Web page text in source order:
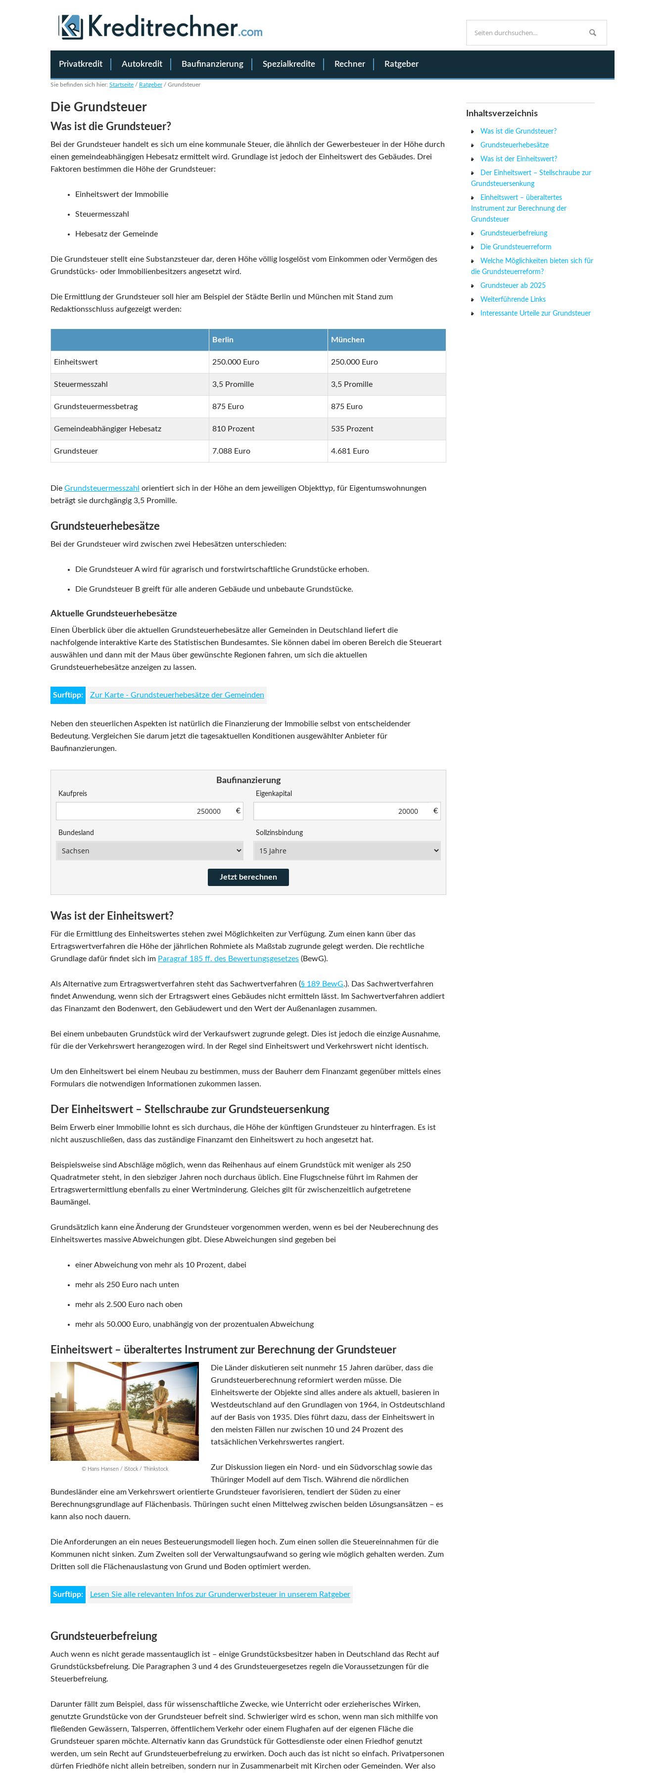
Privatkredit Autokredit Baufinanzierung Spezialkredite Rechner Ratgeber
Sie befinden sich hier: Startseite / Ratgeber / Grundsteuer
Die Grundsteuer
Was ist die Grundsteuer?
Bei der Grundsteuer handelt es sich um eine kommunale Steuer, die ähnlich der Gewerbesteuer in der Höhe durch
einen gemeindeabhängigen Hebesatz ermittelt wird. Grundlage ist jedoch der Einheitswert des Gebäudes. Drei
Faktoren bestimmen die Höhe der Grundsteuer:
Einheitswert der Immobilie
Steuermesszahl
Hebesatz der Gemeinde
Die Grundsteuer stellt eine Substanzsteuer dar, deren Höhe völlig losgelöst vom Einkommen oder Vermögen des
Grundstücks- oder Immobilienbesitzers angesetzt wird.
Die Ermittlung der Grundsteuer soll hier am Beispiel der Städte Berlin und München mit Stand zum
Redaktionsschluss aufgezeigt werden:
Berlin München
Einheitswert 250.000 Euro 250.000 Euro
Steuermesszahl 3,5 Promille 3,5 Promille
Grundsteuermessbetrag 875 Euro 875 Euro
Gemeindeabhängiger Hebesatz 810 Prozent 535 Prozent
Grundsteuer 7.088 Euro 4.681 Euro
Die Grundsteuermesszahl orientiert sich in der Höhe an dem jeweiligen Objekttyp, für Eigentumswohnungen
beträgt sie durchgängig 3,5 Promille.
Grundsteuerhebesätze
Bei der Grundsteuer wird zwischen zwei Hebesätzen unterschieden:
Die Grundsteuer A wird für agrarisch und forstwirtschaftliche Grundstücke erhoben.
Die Grundsteuer B greift für alle anderen Gebäude und unbebaute Grundstücke.
Aktuelle Grundsteuerhebesätze
Einen Überblick über die aktuellen Grundsteuerhebesätze aller Gemeinden in Deutschland liefert die
nachfolgende interaktive Karte des Statistischen Bundesamtes. Sie können dabei im oberen Bereich die Steuerart
auswählen und dann mit der Maus über gewünschte Regionen fahren, um sich die aktuellen
Grundsteuerhebesätze anzeigen zu lassen.
Surftipp: Zur Karte - Grundsteuerhebesätze der Gemeinden
Neben den steuerlichen Aspekten ist natürlich die Finanzierung der Immobilie selbst von entscheidender
Bedeutung. Vergleichen Sie darum jetzt die tagesaktuellen Konditionen ausgewählter Anbieter für
Baufinanzierungen.
Baufinanzierung
Kaufpreis
€
Eigenkapital
€
Bundesland Sollzinsbindung
Was ist der Einheitswert?
Für die Ermittlung des Einheitswertes stehen zwei Möglichkeiten zur Verfügung. Zum einen kann über das
Ertragswertverfahren die Höhe der jährlichen Rohmiete als Maßstab zugrunde gelegt werden. Die rechtliche
Grundlage dafür findet sich im Paragraf 185 ff. des Bewertungsgesetzes (BewG).
Als Alternative zum Ertragswertverfahren steht das Sachwertverfahren (§ 189 BewG.). Das Sachwertverfahren
findet Anwendung, wenn sich der Ertragswert eines Gebäudes nicht ermitteln lässt. Im Sachwertverfahren addiert
das Finanzamt den Bodenwert, den Gebäudewert und den Wert der Außenanlagen zusammen.
Bei einem unbebauten Grundstück wird der Verkaufswert zugrunde gelegt. Dies ist jedoch die einzige Ausnahme,
für die der Verkehrswert herangezogen wird. In der Regel sind Einheitswert und Verkehrswert nicht identisch.
Um den Einheitswert bei einem Neubau zu bestimmen, muss der Bauherr dem Finanzamt gegenüber mittels eines
Formulars die notwendigen Informationen zukommen lassen.
Der Einheitswert – Stellschraube zur Grundsteuersenkung
Beim Erwerb einer Immobilie lohnt es sich durchaus, die Höhe der künftigen Grundsteuer zu hinterfragen. Es ist
nicht auszuschließen, dass das zuständige Finanzamt den Einheitswert zu hoch angesetzt hat.
Beispielsweise sind Abschläge möglich, wenn das Reihenhaus auf einem Grundstück mit weniger als 250
Quadratmeter steht, in den siebziger Jahren noch durchaus üblich. Eine Flugschneise führt im Rahmen der
Ertragswertermittlung ebenfalls zu einer Wertminderung. Gleiches gilt für zwischenzeitlich aufgetretene
Baumängel.
Grundsätzlich kann eine Änderung der Grundsteuer vorgenommen werden, wenn es bei der Neuberechnung des
Einheitswertes massive Abweichungen gibt. Diese Abweichungen sind gegeben bei
einer Abweichung von mehr als 10 Prozent, dabei
mehr als 250 Euro nach unten
mehr als 2.500 Euro nach oben
mehr als 50.000 Euro, unabhängig von der prozentualen Abweichung
Einheitswert – überaltertes Instrument zur Berechnung der Grundsteuer
© Hans Hansen / iStock / Thinkstock
Die Länder diskutieren seit nunmehr 15 Jahren darüber, dass die
Grundsteuerberechnung reformiert werden müsse. Die
Einheitswerte der Objekte sind alles andere als aktuell, basieren in
Westdeutschland auf den Grundlagen von 1964, in Ostdeutschland
auf der Basis von 1935. Dies führt dazu, dass der Einheitswert in
den meisten Fällen nur zwischen 10 und 24 Prozent des
tatsächlichen Verkehrswertes rangiert.
Zur Diskussion liegen ein Nord- und ein Südvorschlag sowie das
Thüringer Modell auf dem Tisch. Während die nördlichen
Bundesländer eine am Verkehrswert orientierte Grundsteuer favorisieren, tendiert der Süden zu einer
Berechnungsgrundlage auf Flächenbasis. Thüringen sucht einen Mittelweg zwischen beiden Lösungsansätzen – es
kann also noch dauern.
Die Anforderungen an ein neues Besteuerungsmodell liegen hoch. Zum einen sollen die Steuereinnahmen für die
Kommunen nicht sinken. Zum Zweiten soll der Verwaltungsaufwand so gering wie möglich gehalten werden. Zum
Dritten soll die Flächenauslastung von Grund und Boden optimiert werden.
Surftipp: Lesen Sie alle relevanten Infos zur Grunderwerbsteuer in unserem Ratgeber
Grundsteuerbefreiung
Auch wenn es nicht gerade massentauglich ist – einige Grundstücksbesitzer haben in Deutschland das Recht auf
Grundstücksbefreiung. Die Paragraphen 3 und 4 des Grundsteuergesetzes regeln die Voraussetzungen für die
Steuerbefreiung.
Darunter fällt zum Beispiel, dass für wissenschaftliche Zwecke, wie Unterricht oder erzieherisches Wirken,
genutzte Grundstücke von der Grundsteuer befreit sind. Schwieriger wird es schon, wenn man sich mithilfe von
fließenden Gewässern, Talsperren, öffentlichem Verkehr oder einem Flughafen auf der eigenen Fläche die
Grundsteuer sparen möchte. Alternativ kann das Grundstück für Gottesdienste oder einen Friedhof genutzt
werden, um sein Recht auf Grundsteuerbefreiung zu erwirken. Doch auch das ist nicht so einfach. Privatpersonen
dürfen Friedhöfe nicht allein betreiben, sondern nur in Zusammenarbeit mit Kirchen oder Gemeinden. Wer also
Inhaltsverzeichnis
Was ist die Grundsteuer?
Grundsteuerhebesätze
Was ist der Einheitswert?
Der Einheitswert – Stellschraube zur
Grundsteuersenkung
Einheitswert – überaltertes
Instrument zur Berechnung der
Grundsteuer
Grundsteuerbefreiung
Die Grundsteuerreform
Welche Möglichkeiten bieten sich für
die Grundsteuerreform?
Grundsteuer ab 2025
Weiterführende Links
Interessante Urteile zur Grundsteuer